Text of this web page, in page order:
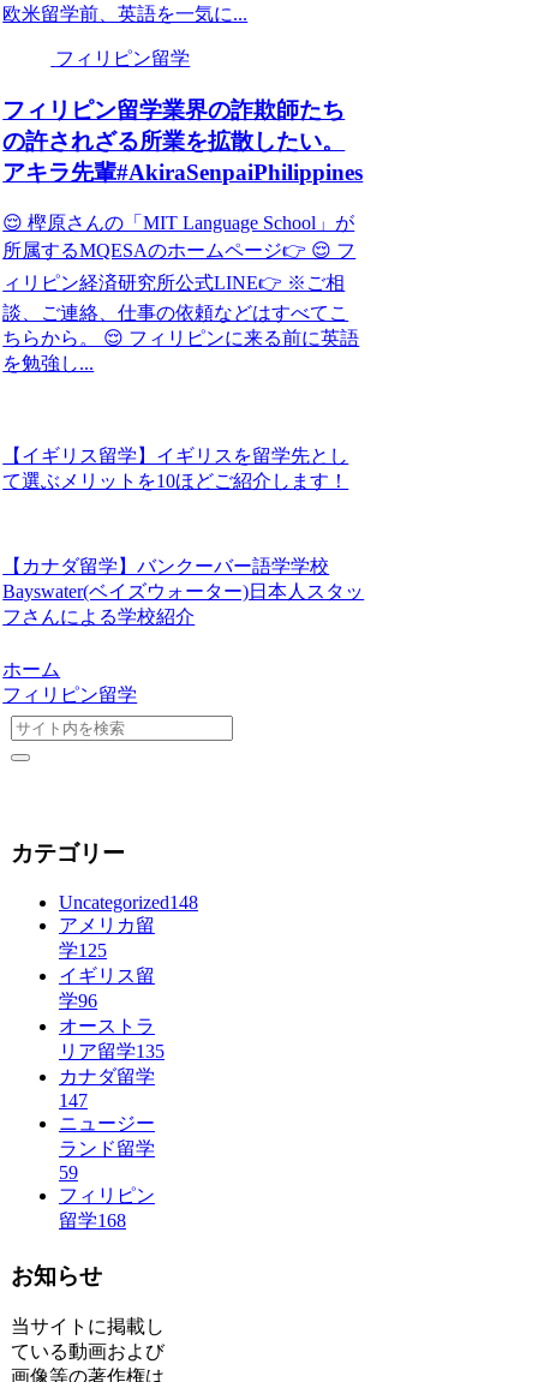
欧米留学前、英語を一気に...
フィリピン留学
フィリピン留学業界の詐欺師たち
の許されざる所業を拡散したい。
アキラ先輩#AkiraSenpaiPhilippines
😌 樫原さんの「MIT Language School」が
所属するMQESAのホームページ👉 😌 フ
ィリピン経済研究所公式LINE👉 ※ご相
談、ご連絡、仕事の依頼などはすべてこ
ちらから。 😌 フィリピンに来る前に英語
を勉強し...
【イギリス留学】イギリスを留学先とし
て選ぶメリットを10ほどご紹介します！
【カナダ留学】バンクーバー語学学校
Bayswater(ベイズウォーター)日本人スタッ
フさんによる学校紹介
ホーム
フィリピン留学
カテゴリー
Uncategorized148
アメリカ留
学125
イギリス留
学96
オーストラ
リア留学135
カナダ留学
147
ニュージー
ランド留学
59
フィリピン
留学168
お知らせ
当サイトに掲載し
ている動画および
画像等の著作権は